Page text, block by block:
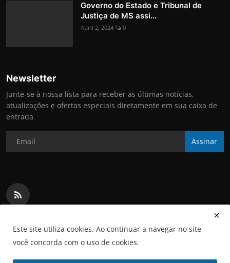
Governo do Estado e Tribunal de
Justiça de MS assi...
Abril 2, 2024 0
Newsletter
Junte-se à nossa lista para receber as últimas notícias,
atualizações e ofertas especiais diretamente em sua caixa de
entrada
Assinar
Este site utiliza cookies. Ao continuar a navegar no site
você concorda com o uso de cookies.